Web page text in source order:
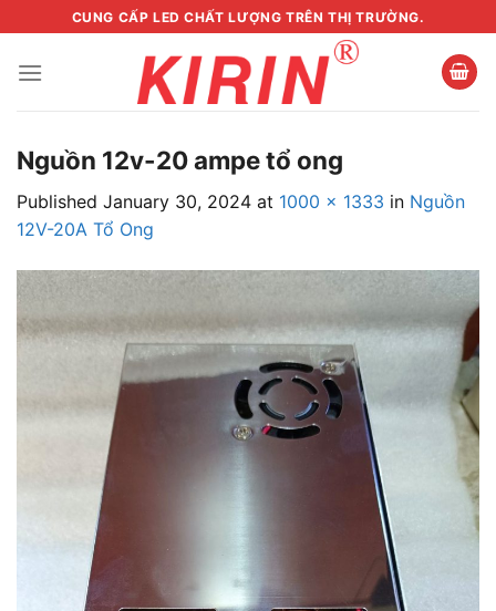
to
content
CUNG CẤP LED CHẤT LƯỢNG TRÊN THỊ TRƯỜNG.
Nguồn 12v-20 ampe tổ ong
Published January 30, 2024 at 1000 × 1333 in Nguồn
12V-20A Tổ Ong